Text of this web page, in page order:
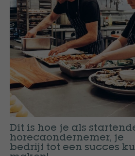
Dit is hoe je als
horecaondernemer, je
bedrijf tot een succes